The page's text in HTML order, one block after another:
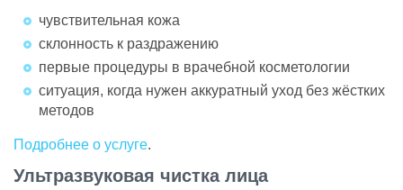
чувствительная кожа
склонность к раздражению
первые процедуры в врачебной косметологии
ситуация, когда нужен аккуратный уход без жёстких
методов
Подробнее о услуге.
Ультразвуковая чистка лица